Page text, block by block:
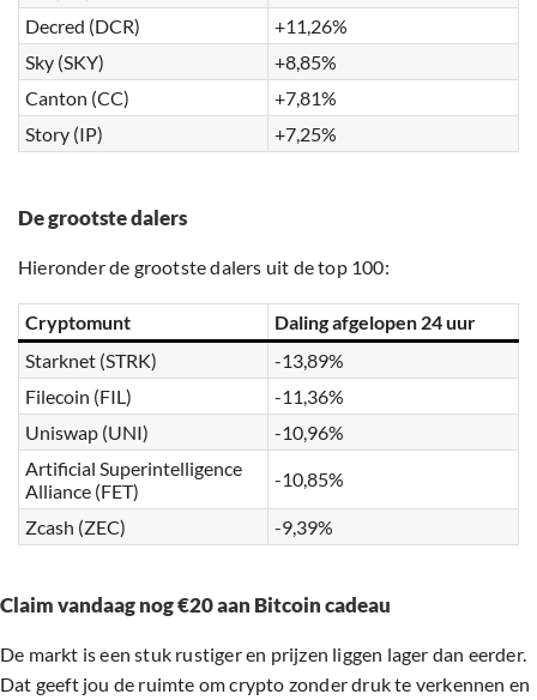
Decred (DCR)
+11,26%
Sky (SKY)
+8,85%
Canton (CC)
+7,81%
Story (IP)
+7,25%
De grootste dalers
Hieronder de grootste dalers uit de top 100:
Cryptomunt
Daling afgelopen 24 uur
Starknet (STRK)
-13,89%
Filecoin (FIL)
-11,36%
Uniswap (UNI)
-10,96%
Artificial Superintelligence
Alliance (FET)
-10,85%
Zcash (ZEC) -9,39%
Claim vandaag nog €20 aan Bitcoin cadeau
De markt is een stuk rustiger en prijzen liggen lager dan eerder.
Dat geeft jou de ruimte om crypto zonder druk te verkennen en